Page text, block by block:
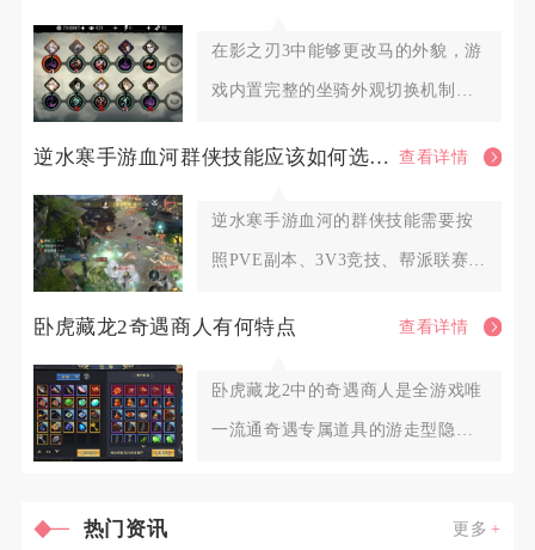
在影之刃3中能够更改马的外貌，游
戏内置完整的坐骑外观切换机制，
逆水寒手游血河群侠技能应该如何选择调整 查看详情
逆水寒手游血河的群侠技能需要按
照PVE副本、3V3竞技、帮派联赛三
卧虎藏龙2奇遇商人有何特点 查看详情
卧虎藏龙2中的奇遇商人是全游戏唯
一流通奇遇专属道具的游走型隐藏
热门资讯 更多